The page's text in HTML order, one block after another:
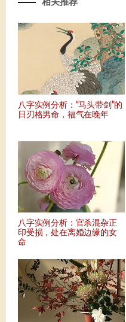
相关推荐
八字实例分析：“马头带剑”的
日刃格男命，福气在晚年
八字实例分析：官杀混杂正
印受损，处在离婚边缘的女
命